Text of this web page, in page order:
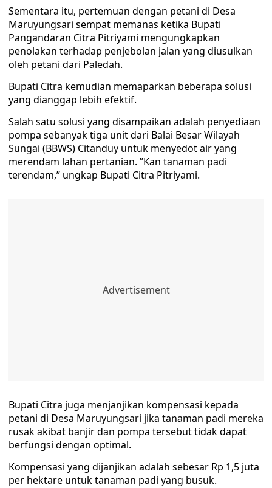
Sementara itu, pertemuan dengan petani di Desa
Maruyungsari sempat memanas ketika Bupati
Pangandaran Citra Pitriyami mengungkapkan
penolakan terhadap penjebolan jalan yang diusulkan
oleh petani dari Paledah.
Bupati Citra kemudian memaparkan beberapa solusi
yang dianggap lebih efektif.
Salah satu solusi yang disampaikan adalah penyediaan
pompa sebanyak tiga unit dari Balai Besar Wilayah
Sungai (BBWS) Citanduy untuk menyedot air yang
merendam lahan pertanian. ”Kan tanaman padi
terendam,” ungkap Bupati Citra Pitriyami.
Bupati Citra juga menjanjikan kompensasi kepada
petani di Desa Maruyungsari jika tanaman padi mereka
rusak akibat banjir dan pompa tersebut tidak dapat
berfungsi dengan optimal.
Kompensasi yang dijanjikan adalah sebesar Rp 1,5 juta
per hektare untuk tanaman padi yang busuk.